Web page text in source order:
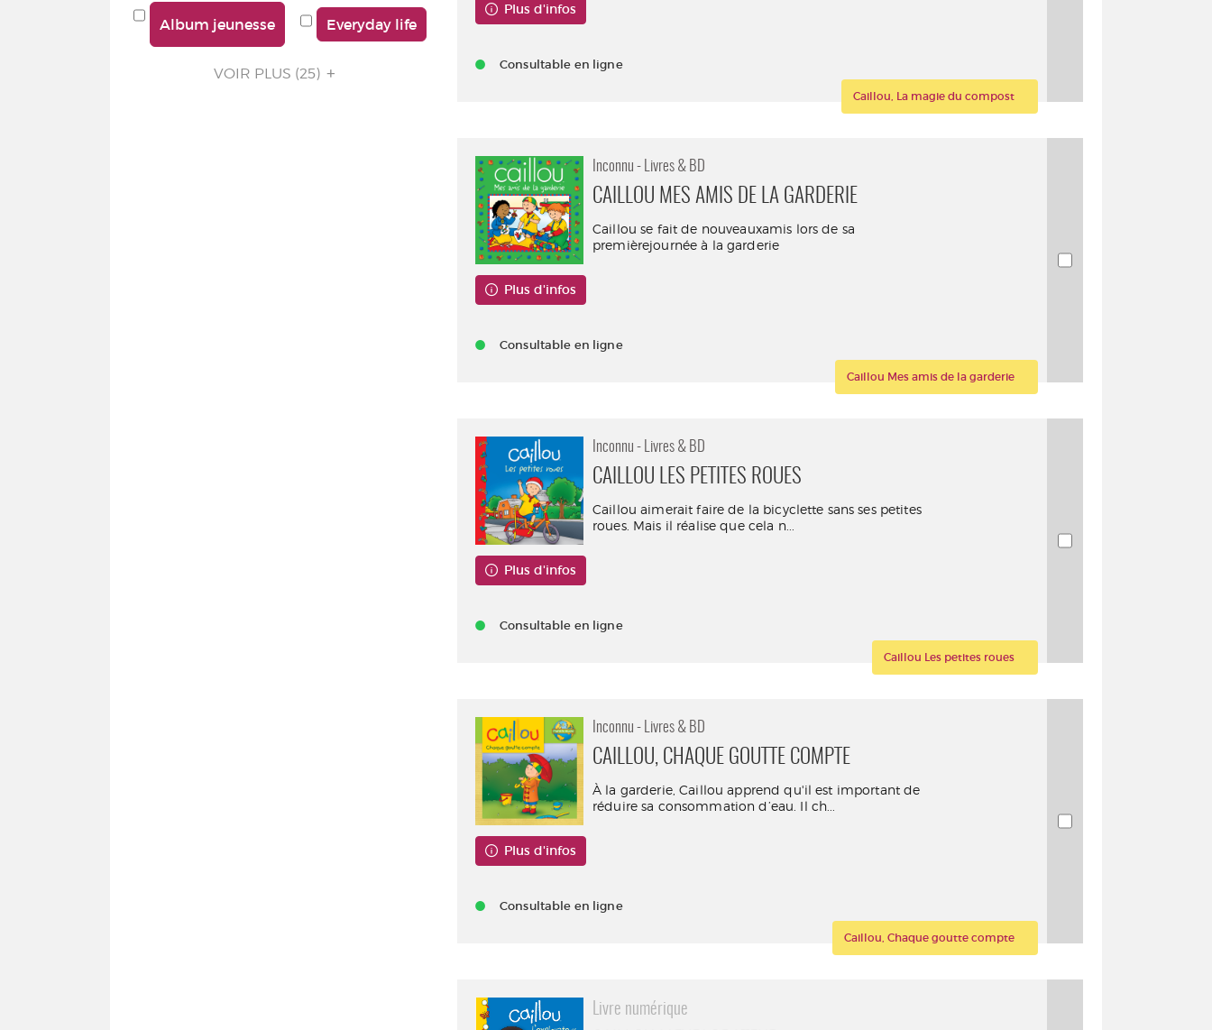
Plus d'infos
Consultable en ligne
Caillou, La magie du compost
Inconnu - Livres & BD
CAILLOU MES AMIS DE LA GARDERIE
Caillou se fait de nouveauxamis lors de sa
premièrejournée à la garderie
Plus d'infos
Consultable en ligne
Caillou Mes amis de la garderie
Inconnu - Livres & BD
CAILLOU LES PETITES ROUES
Caillou aimerait faire de la bicyclette sans ses petites
roues. Mais il réalise que cela n...
Plus d'infos
Consultable en ligne
Caillou Les petites roues
Inconnu - Livres & BD
CAILLOU, CHAQUE GOUTTE COMPTE
À la garderie, Caillou apprend qu'il est important de
réduire sa consommation d’eau. Il ch...
Plus d'infos
Consultable en ligne
Caillou, Chaque goutte compte
Livre numérique
Album jeunesse Everyday life
VOIR PLUS (25)